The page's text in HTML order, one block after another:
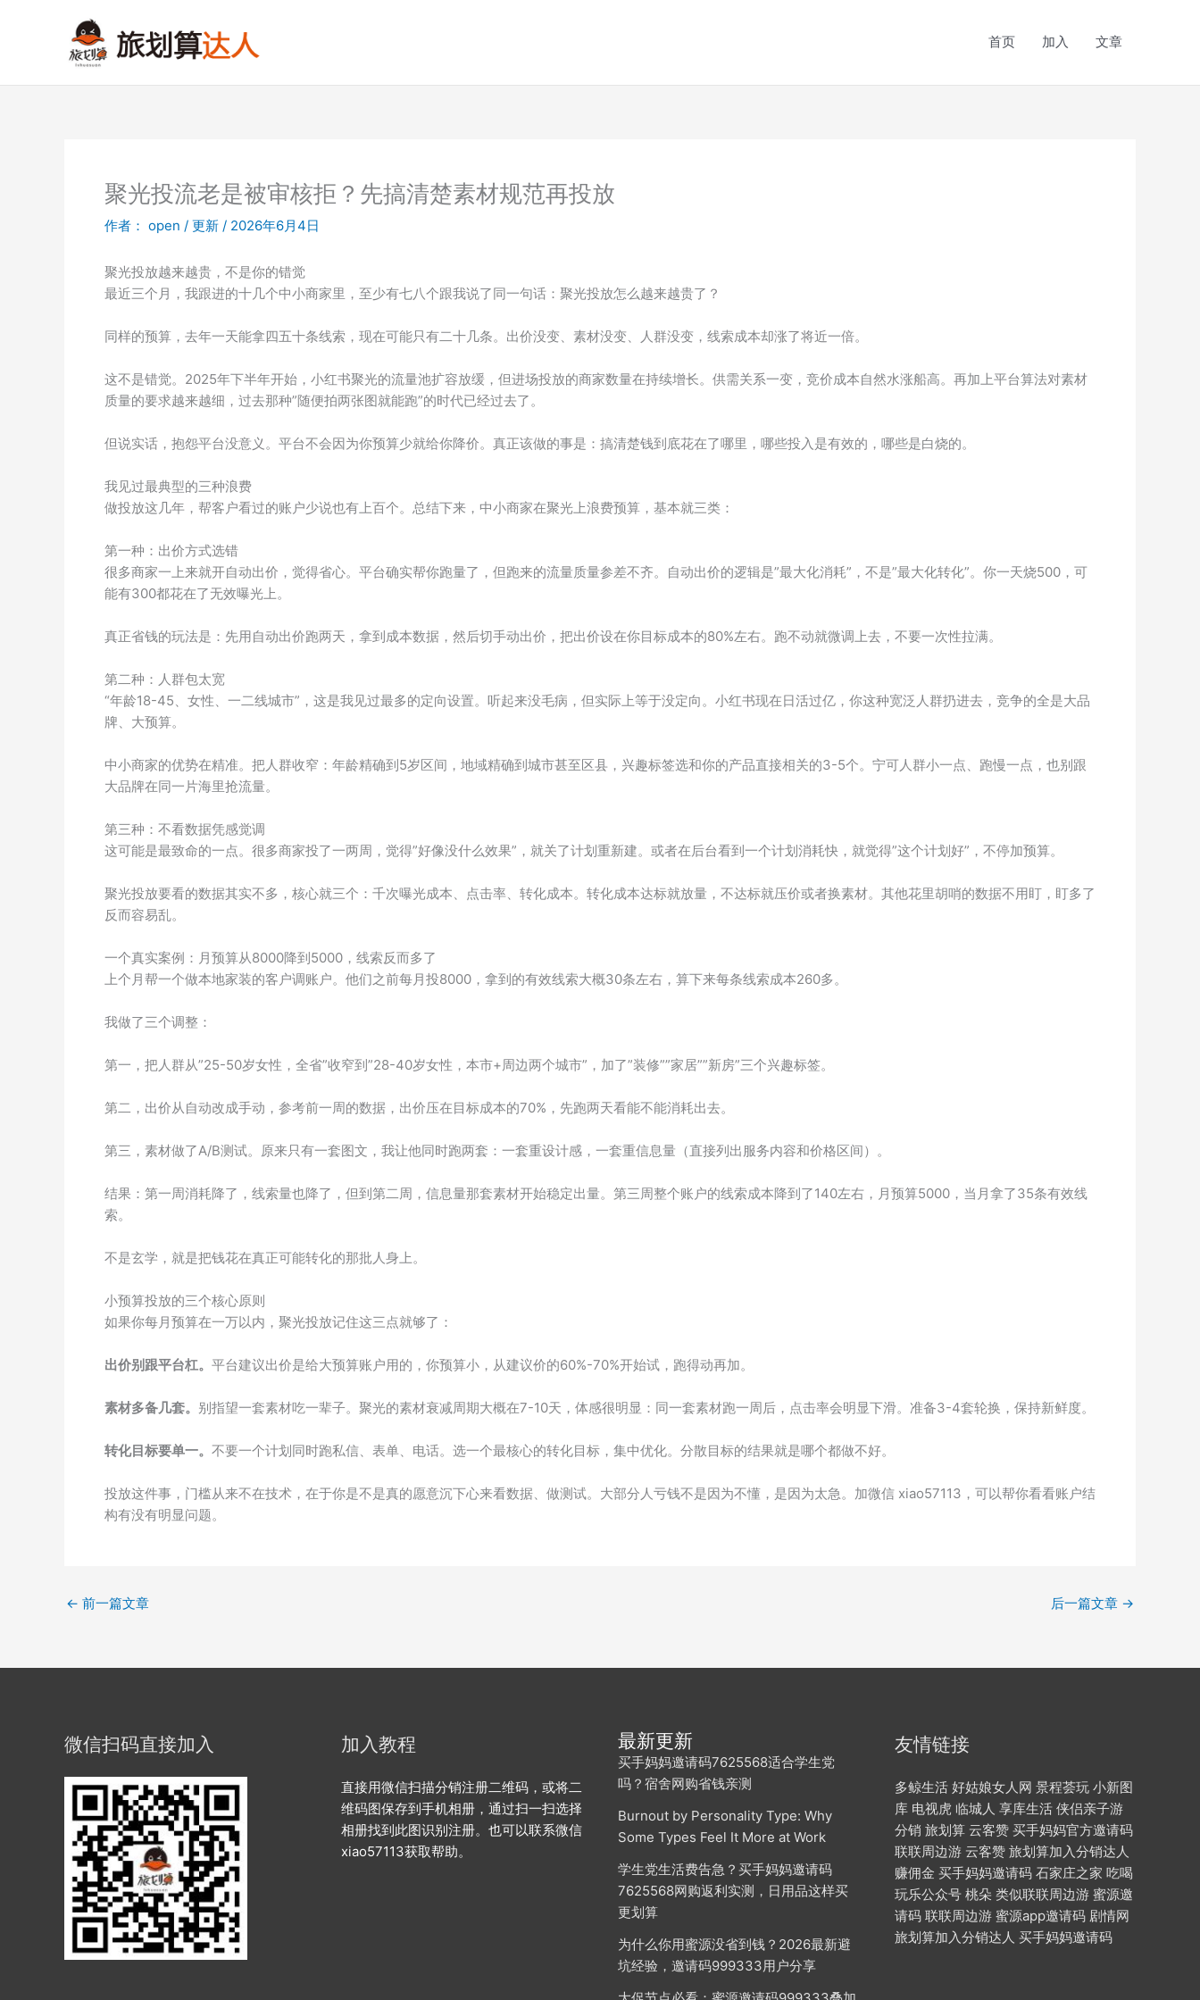
首页 加入 文章
聚光投流老是被审核拒？先搞清楚素材规范再投放
作者： open / 更新 / 2026年6月4日
聚光投放越来越贵，不是你的错觉
最近三个月，我跟进的十几个中小商家里，至少有七八个跟我说了同一句话：聚光投放怎么越来越贵了？
同样的预算，去年一天能拿四五十条线索，现在可能只有二十几条。出价没变、素材没变、人群没变，线索成本却涨了将近一倍。
这不是错觉。2025年下半年开始，小红书聚光的流量池扩容放缓，但进场投放的商家数量在持续增长。供需关系一变，竞价成本自然水涨船高。再加上平台算法对素材
质量的要求越来越细，过去那种”随便拍两张图就能跑”的时代已经过去了。
但说实话，抱怨平台没意义。平台不会因为你预算少就给你降价。真正该做的事是：搞清楚钱到底花在了哪里，哪些投入是有效的，哪些是白烧的。
我见过最典型的三种浪费
做投放这几年，帮客户看过的账户少说也有上百个。总结下来，中小商家在聚光上浪费预算，基本就三类：
第一种：出价方式选错
很多商家一上来就开自动出价，觉得省心。平台确实帮你跑量了，但跑来的流量质量参差不齐。自动出价的逻辑是”最大化消耗”，不是”最大化转化”。你一天烧500，可
能有300都花在了无效曝光上。
真正省钱的玩法是：先用自动出价跑两天，拿到成本数据，然后切手动出价，把出价设在你目标成本的80%左右。跑不动就微调上去，不要一次性拉满。
第二种：人群包太宽
“年龄18-45、女性、一二线城市”，这是我见过最多的定向设置。听起来没毛病，但实际上等于没定向。小红书现在日活过亿，你这种宽泛人群扔进去，竞争的全是大品
牌、大预算。
中小商家的优势在精准。把人群收窄：年龄精确到5岁区间，地域精确到城市甚至区县，兴趣标签选和你的产品直接相关的3-5个。宁可人群小一点、跑慢一点，也别跟
大品牌在同一片海里抢流量。
第三种：不看数据凭感觉调
这可能是最致命的一点。很多商家投了一两周，觉得”好像没什么效果”，就关了计划重新建。或者在后台看到一个计划消耗快，就觉得”这个计划好”，不停加预算。
聚光投放要看的数据其实不多，核心就三个：千次曝光成本、点击率、转化成本。转化成本达标就放量，不达标就压价或者换素材。其他花里胡哨的数据不用盯，盯多了
反而容易乱。
一个真实案例：月预算从8000降到5000，线索反而多了
上个月帮一个做本地家装的客户调账户。他们之前每月投8000，拿到的有效线索大概30条左右，算下来每条线索成本260多。
我做了三个调整：
第一，把人群从”25-50岁女性，全省”收窄到”28-40岁女性，本市+周边两个城市”，加了”装修””家居””新房”三个兴趣标签。
第二，出价从自动改成手动，参考前一周的数据，出价压在目标成本的70%，先跑两天看能不能消耗出去。
第三，素材做了A/B测试。原来只有一套图文，我让他同时跑两套：一套重设计感，一套重信息量（直接列出服务内容和价格区间）。
结果：第一周消耗降了，线索量也降了，但到第二周，信息量那套素材开始稳定出量。第三周整个账户的线索成本降到了140左右，月预算5000，当月拿了35条有效线
索。
不是玄学，就是把钱花在真正可能转化的那批人身上。
小预算投放的三个核心原则
如果你每月预算在一万以内，聚光投放记住这三点就够了：
出价别跟平台杠。 平台建议出价是给大预算账户用的，你预算小，从建议价的60%-70%开始试，跑得动再加。
素材多备几套。 别指望一套素材吃一辈子。聚光的素材衰减周期大概在7-10天，体感很明显：同一套素材跑一周后，点击率会明显下滑。准备3-4套轮换，保持新鲜度。
转化目标要单一。 不要一个计划同时跑私信、表单、电话。选一个最核心的转化目标，集中优化。分散目标的结果就是哪个都做不好。
投放这件事，门槛从来不在技术，在于你是不是真的愿意沉下心来看数据、做测试。大部分人亏钱不是因为不懂，是因为太急。加微信 xiao57113，可以帮你看看账户结
构有没有明显问题。
← 前一篇文章 后一篇文章 →
微信扫码直接加入 加入教程
直接用微信扫描分销注册二维码，或将二
维码图保存到手机相册，通过扫一扫选择
相册找到此图识别注册。也可以联系微信
xiao57113获取帮助。
最新更新
买手妈妈邀请码7625568适合学生党
吗？宿舍网购省钱亲测
Burnout by Personality Type: Why
Some Types Feel It More at Work
学生党生活费告急？买手妈妈邀请码
7625568网购返利实测，日用品这样买
更划算
为什么你用蜜源没省到钱？2026最新避
坑经验，邀请码999333用户分享
友情链接
多鲸生活 好姑娘女人网 景程荟玩 小新图
库 电视虎 临城人 享库生活 侠侣亲子游
分销 旅划算 云客赞 买手妈妈官方邀请码
联联周边游 云客赞 旅划算加入分销达人
赚佣金 买手妈妈邀请码 石家庄之家 吃喝
玩乐公众号 桃朵 类似联联周边游 蜜源邀
请码 联联周边游 蜜源app邀请码 剧情网
旅划算加入分销达人 买手妈妈邀请码